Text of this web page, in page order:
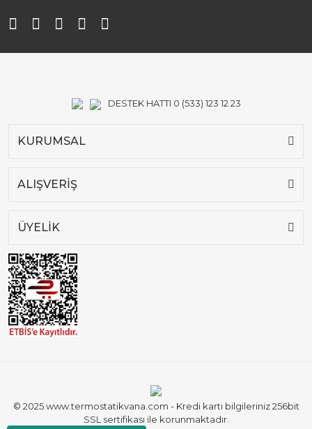
DESTEK HATTI 0 (533) 123 12 23
KURUMSAL
ALIŞVERİŞ
ÜYELİK
© 2025 www.termostatikvana.com - Kredi kartı bilgileriniz 256bit
SSL sertifikası ile korunmaktadır.